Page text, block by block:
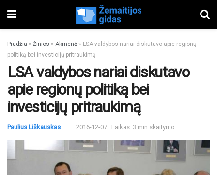
Pradžia » Žinios » Akmenė » LSA valdybos nariai diskutavo apie regionų
politiką bei investicijų pritraukimą
LSA valdybos nariai diskutavo
apie regionų politiką bei
investicijų pritraukimą
Paulius Liškauskas 2016-12-07 Laikas: 3 min skaitymo